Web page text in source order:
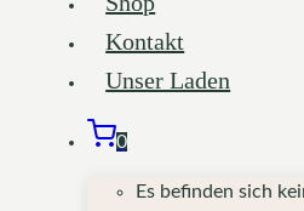
Kontakt
Unser Laden
0
Es befinden sich